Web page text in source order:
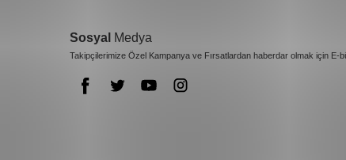
Sosyal Medya
Takipçilerimize Özel Kampanya ve Fırsatlardan haberdar olmak için E-